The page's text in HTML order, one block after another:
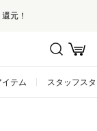
元！
イテム スタッフス